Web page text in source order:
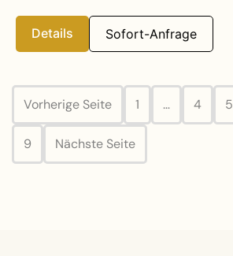
Details Sofort-Anfrage
Vorherige Seite 1 … 4 5
9 Nächste Seite